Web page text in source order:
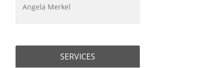
Angela Merkel
SERVICES